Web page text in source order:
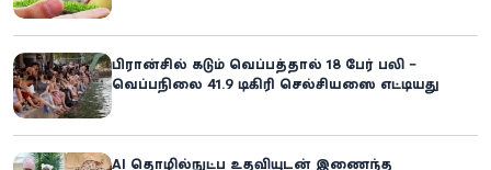
பிரான்சில் கடும் வெப்பத்தால் 18 பேர் பலி –
வெப்பநிலை 41.9 டிகிரி செல்சியஸை எட்டியது
AI தொழில்நுட்ப உதவியுடன் இணைந்த